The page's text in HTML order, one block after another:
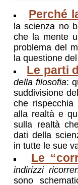
Questa
censura e
in un
più diffuso
tesi che
censura
(che
può essere
guardia
reazione
tende a
censurato.
che non è il
Perché
la scienza no
che la mente
problema del
la questione
Le parti
della filosofia:
suddivisione
che rispecchia
alla realtà e
sulla realtà
dati della
in tutte le sue
Le
indirizzi
sono